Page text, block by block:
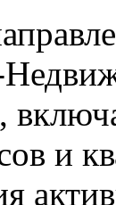
и